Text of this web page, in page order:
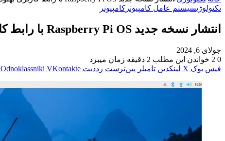
تکنولوژیسیستم عامل کامپیوتر کامپیوتر
انتشار نسخه جدید Raspberry Pi OS با رابط کاربری بهبود یافته و تنظیمات جدید
جولای 6, 2024
0
خواندن این مطلب 2 دقیقه زمان میبرد
فیس بوک X لینکدین ‫تامبلر ‫پین‌ترست ‫رددیت ‫VKontakte
‫Odnoklassniki